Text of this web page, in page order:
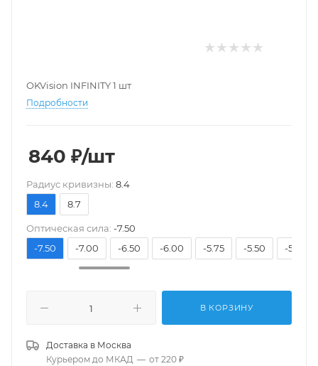
OKVision INFINITY 1 шт
Подробности
840 ₽/шт
Pадиус кривизны: 8.4
8.4
8.7
Оптическая сила: -7.50
-7.50 -7.00 -6.50 -6.00 -5.75 -5.50 -5.25
В КОРЗИНУ
Доставка в Москва
Курьером до МКАД — от 220 ₽